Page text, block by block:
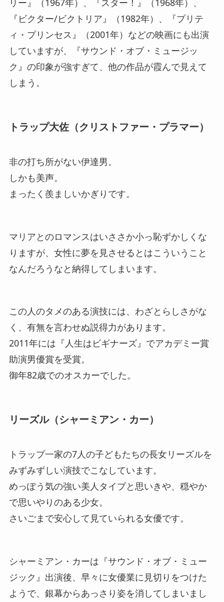
リー』（1967年）、『スター！』（1968年）、
『ビクター/ビクトリア』（1982年）、『プリテ
ィ・プリンセス』（2001年）などの映画にも出演
していますが、『サウンド・オブ・ミュージッ
ク』の印象が強すぎて、他の作品が霞んで見えて
しまう。
トラップ大佐（クリストファー・プラマー）
非の打ち所がない伊達男。
しかも美声。
まったく羨ましいかぎりです。
マリアとのロマンスはいささか小っ恥ずかしくな
りますが、女性に夢を見させるとはこういうこと
なんだろうなと納得してしまいます。
この人のタメのある演技には、わざとらしさがな
く、有無を言わせぬ説得力があります。
2011年には『人生はビギナーズ』でアカデミー賞
助演男優賞を受賞。
御年82歳でのオスカーでした。
リーズル（シャーミアン・カー）
トラップ一家の7人の子どもたちの長女リーズルを
みずみずしい演技でこなしています。
めっぽう気の強い美人タイプと思いきや、穏やか
で思いやりのある少女。
さいごまで安心して見ていられる女優です。
シャーミアン・カーは『サウンド・オブ・ミュー
ジック』出演後、早々に女優業に見切りをつけた
ようで、銀幕からあっさり姿を消してしまいまし